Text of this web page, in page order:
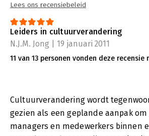
Lees ons recensiebeleid
Leiders in cultuurverandering
N.J.M. Jong | 19 januari 2011
11 van 13 personen vonden deze recensie
Cultuurverandering wordt
gezien als een geplande aanpak om
managers en medewerkers binnen